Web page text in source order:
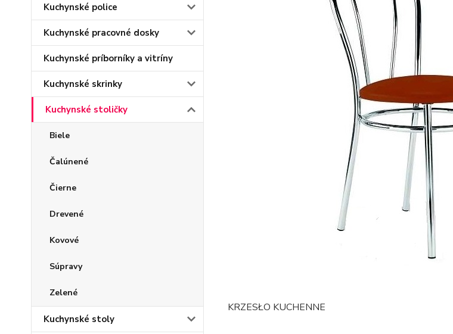
Kuchynské police
Kuchynské pracovné dosky
Kuchynské príborníky a vitríny
Kuchynské skrinky
Kuchynské stoličky
Biele
Čalúnené
Čierne
Drevené
Kovové
Súpravy
Zelené
Kuchynské stoly
KRZESŁO KUCHENNE